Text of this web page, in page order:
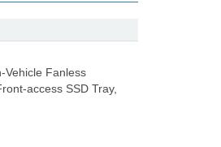
Fanless
access SSD Tray,